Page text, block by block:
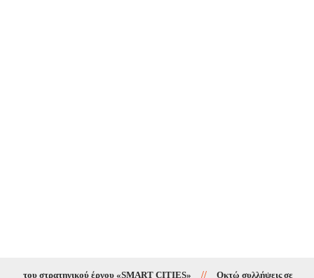
του στρατηγικού έργου «SMART CITIES» // Οκτώ συλλήψεις σε δέκα